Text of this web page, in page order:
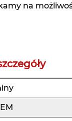
na